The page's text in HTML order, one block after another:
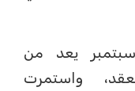
إلى أن خسوف 7 سبتمبر يعد من
واستمرت